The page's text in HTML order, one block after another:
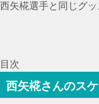
西矢椛選手と同じグ
目次
西矢椛さんのス